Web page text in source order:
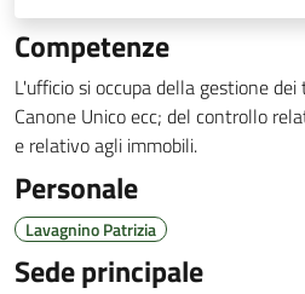
Competenze
L'ufficio si occupa della gestione
Canone Unico ecc; del controllo
e relativo agli immobili.
Personale
Lavagnino Patrizia
Sede principale